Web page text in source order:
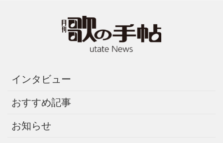
インタビュー
おすすめ記事
お知らせ